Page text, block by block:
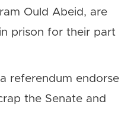
Ould Abeid, are
prison for their part
referendum endorse
the Senate and